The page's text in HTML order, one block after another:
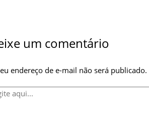
um comentário
endereço de e-mail não será publicado.